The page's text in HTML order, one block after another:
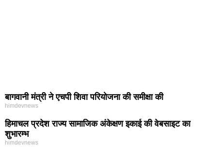
बागवानी मंत्री ने एचपी शिवा परियोजना की समीक्षा की
himdevnews
हिमाचल प्रदेश राज्य सामाजिक अंकेक्षण इकाई की वेबसाइट का
शुभारम्भ
himdevnews